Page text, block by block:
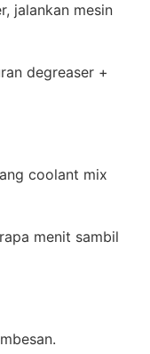
jalankan mesin
degreaser +
coolant mix
menit sambil